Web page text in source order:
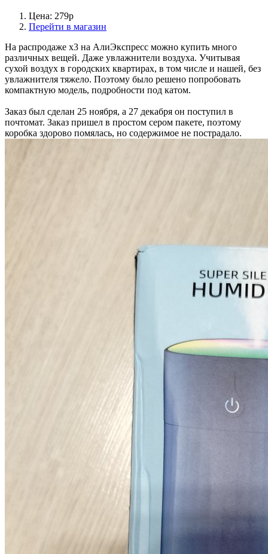
Цена: 279р
Перейти в магазин
На распродаже х3 на АлиЭкспресс можно купить много
различных вещей. Даже увлажнители воздуха. Учитывая
сухой воздух в городских квартирах, в том числе и нашей, без
увлажнителя тяжело. Поэтому было решено попробовать
компактную модель, подробности под катом.
Заказ был сделан 25 ноября, а 27 декабря он поступил в
почтомат. Заказ пришел в простом сером пакете, поэтому
коробка здорово помялась, но содержимое не пострадало.